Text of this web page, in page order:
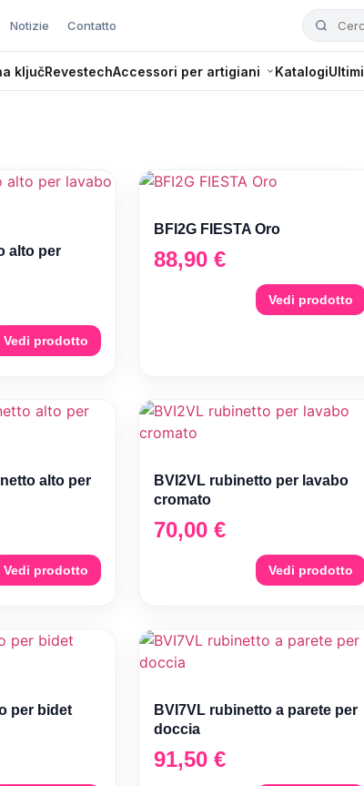
Notizie Contatto
ključRevestechAccessori per artigiani Katalogi
alto per
Vedi prodotto
BFI2G FIESTA Oro
88,90 €
Vedi prodotto
alto per
Vedi prodotto
BVI2VL rubinetto per lavabo
cromato
70,00 €
Vedi prodotto
per bidet
BVI7VL rubinetto a parete per
doccia
91,50 €